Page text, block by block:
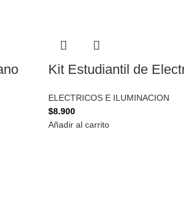
Kit Estudiantil de
ELECTRICOS E ILUMINACION
$8.900
Añadir al carrito